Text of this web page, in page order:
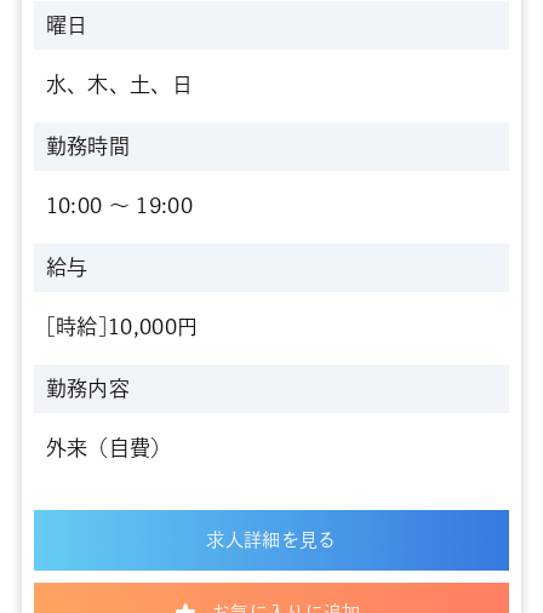
曜日
水、木、土、日
勤務時間
10:00 〜 19:00
給与
[時給]10,000円
勤務内容
外来（自費）
求人詳細を見る